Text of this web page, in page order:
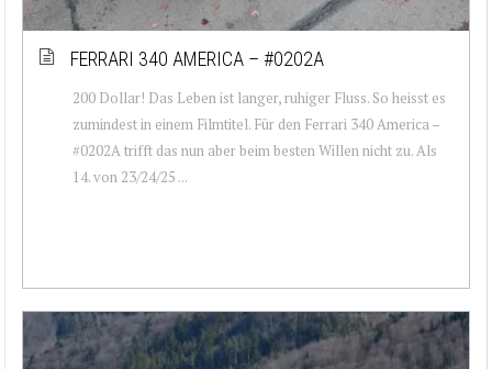
FERRARI 340 AMERICA – #0202A
200 Dollar! Das Leben ist langer, ruhiger Fluss. So heisst es
zumindest in einem Filmtitel. Für den Ferrari 340 America –
#0202A trifft das nun aber beim besten Willen nicht zu. Als
14. von 23/24/25 ...